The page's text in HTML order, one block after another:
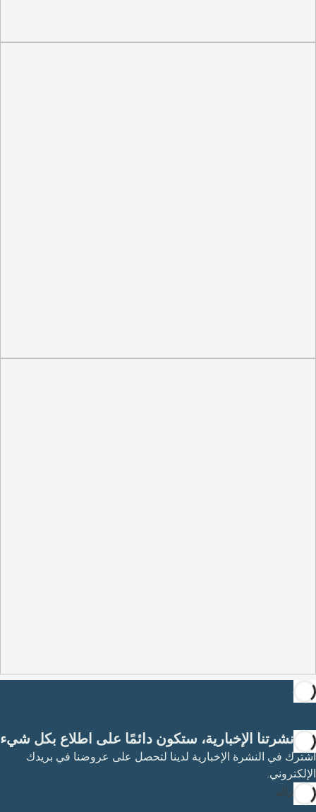
مع نشرتنا الإخبارية، ستكون دائمًا على اطلاع بكل شيء
اشترك في النشرة الإخبارية لدينا لتحصل على عروضنا في بريدك
الإلكتروني.
الاشتراك